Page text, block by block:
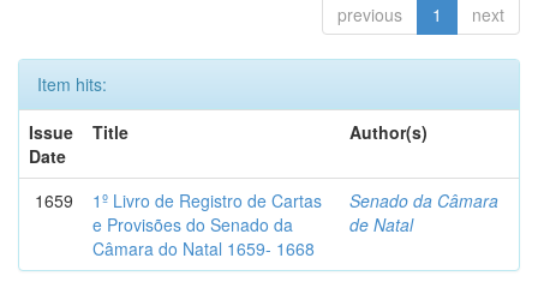
previous 1 next
Item hits:
Issue
Date
Title Author(s)
1659
1º Livro de Registro de Cartas
e Provisões do Senado da
Câmara do Natal 1659- 1668
Senado da Câmara
de Natal